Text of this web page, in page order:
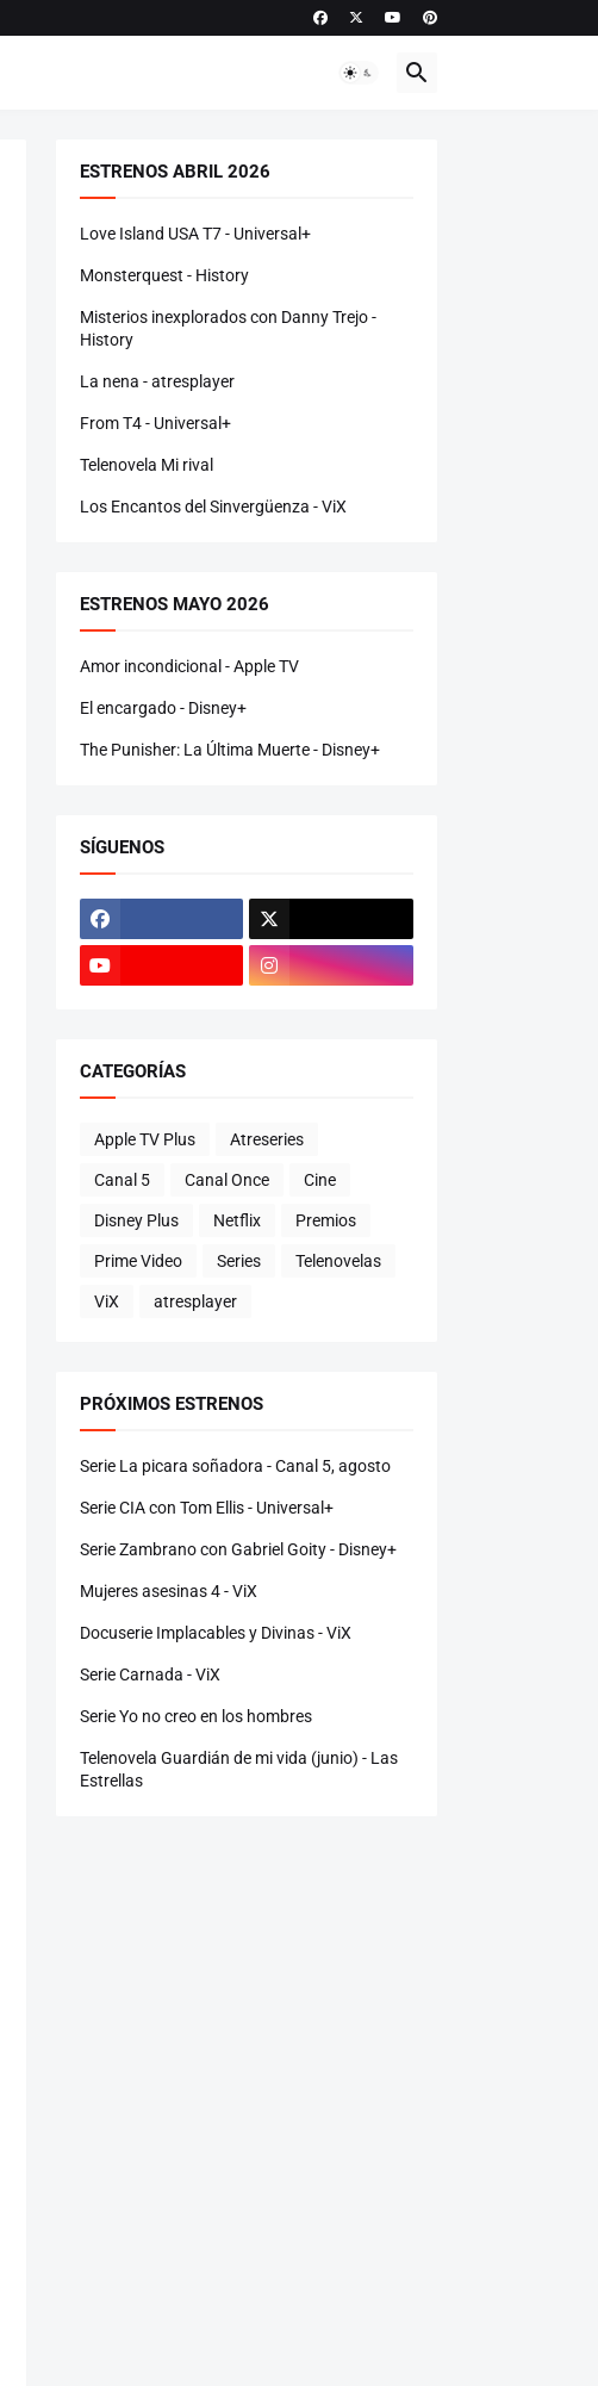
ESTRENOS ABRIL 2026
Love Island USA T7 - Universal+
Monsterquest - History
Misterios inexplorados con Danny Trejo -
History
La nena - atresplayer
From T4 - Universal+
Telenovela Mi rival
Los Encantos del Sinvergüenza - ViX
ESTRENOS MAYO 2026
Amor incondicional - Apple TV
El encargado - Disney+
The Punisher: La Última Muerte - Disney+
SÍGUENOS
CATEGORÍAS
Apple TV Plus Atreseries
Canal 5 Canal Once Cine
Disney Plus Netflix Premios
Prime Video Series Telenovelas
ViX atresplayer
PRÓXIMOS ESTRENOS
Serie La picara soñadora - Canal 5, agosto
Serie CIA con Tom Ellis - Universal+
Serie Zambrano con Gabriel Goity - Disney+
Mujeres asesinas 4 - ViX
Docuserie Implacables y Divinas - ViX
Serie Carnada - ViX
Serie Yo no creo en los hombres
Telenovela Guardián de mi vida (junio) - Las
Estrellas